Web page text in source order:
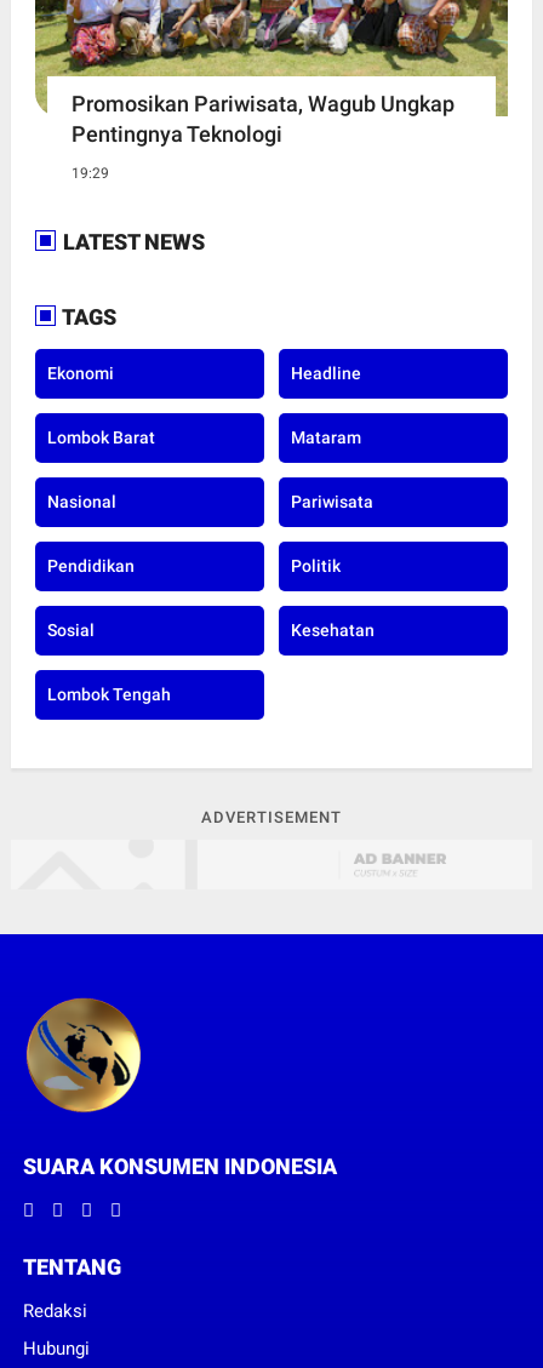
Promosikan Pariwisata, Wagub Ungkap
Pentingnya Teknologi
19:29
LATEST NEWS
TAGS
Ekonomi Headline
Lombok Barat Mataram
Nasional Pariwisata
Pendidikan Politik
Sosial Kesehatan
Lombok Tengah
ADVERTISEMENT
SUARA KONSUMEN INDONESIA
TENTANG
Redaksi
Hubungi